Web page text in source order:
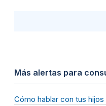
Más alertas para
Cómo hablar con tus